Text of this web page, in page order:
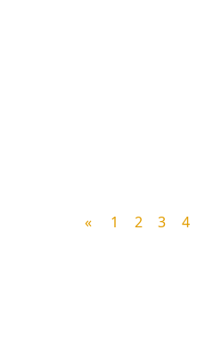
« 1 2 3 4